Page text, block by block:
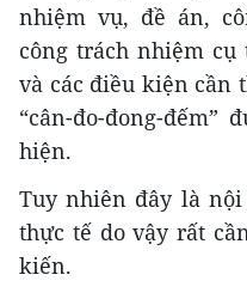
nhiệm vụ, đề án,
công trách nhiệm
và các điều kiện cần
“cân-đo-đong-
hiện.
Tuy nhiên đây là
thực tế do vậy rất
kiến.